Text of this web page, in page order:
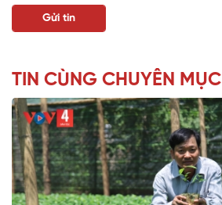
TIN CÙNG CHUYÊN MỤC